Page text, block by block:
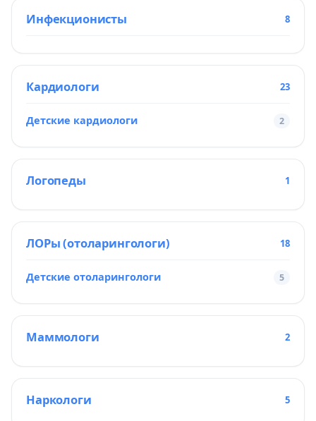
Инфекционисты 8
Кардиологи 23
Детские кардиологи 2
Логопеды 1
ЛОРы (отоларингологи) 18
Детские отоларингологи 5
Маммологи 2
Наркологи 5